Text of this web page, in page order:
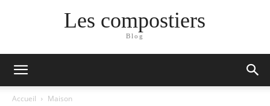
Les compostiers
Blog
Accueil Maison